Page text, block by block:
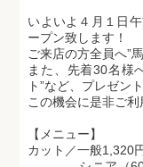
いよいよ４月１日
ープン致します！
ご来店の方全員へ”
また、先着30名様
ト”など、プレゼン
この機会に是非ご利
【メニュー】
カット／一般1,320